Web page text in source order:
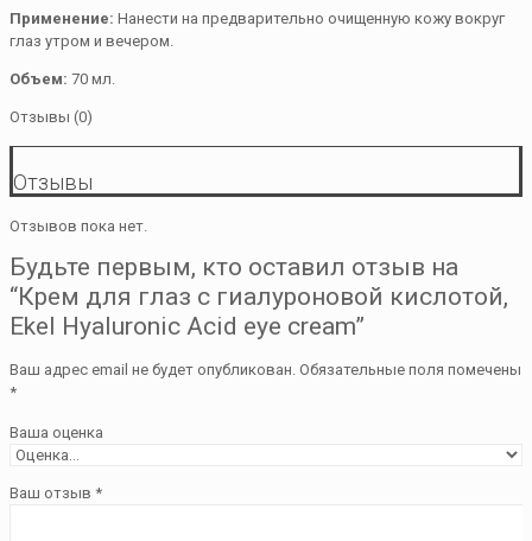
Применение: Нанести на предварительно очищенную кожу вокруг
глаз утром и вечером.
Объем: 70 мл.
Отзывы (0)
Отзывы
Отзывов пока нет.
Будьте первым, кто оставил отзыв на
“Крем для глаз с гиалуроновой кислотой,
Ekel Hyaluronic Acid eye cream”
Ваш адрес email не будет опубликован. Обязательные поля помечены
*
Ваша оценка
Ваш отзыв *